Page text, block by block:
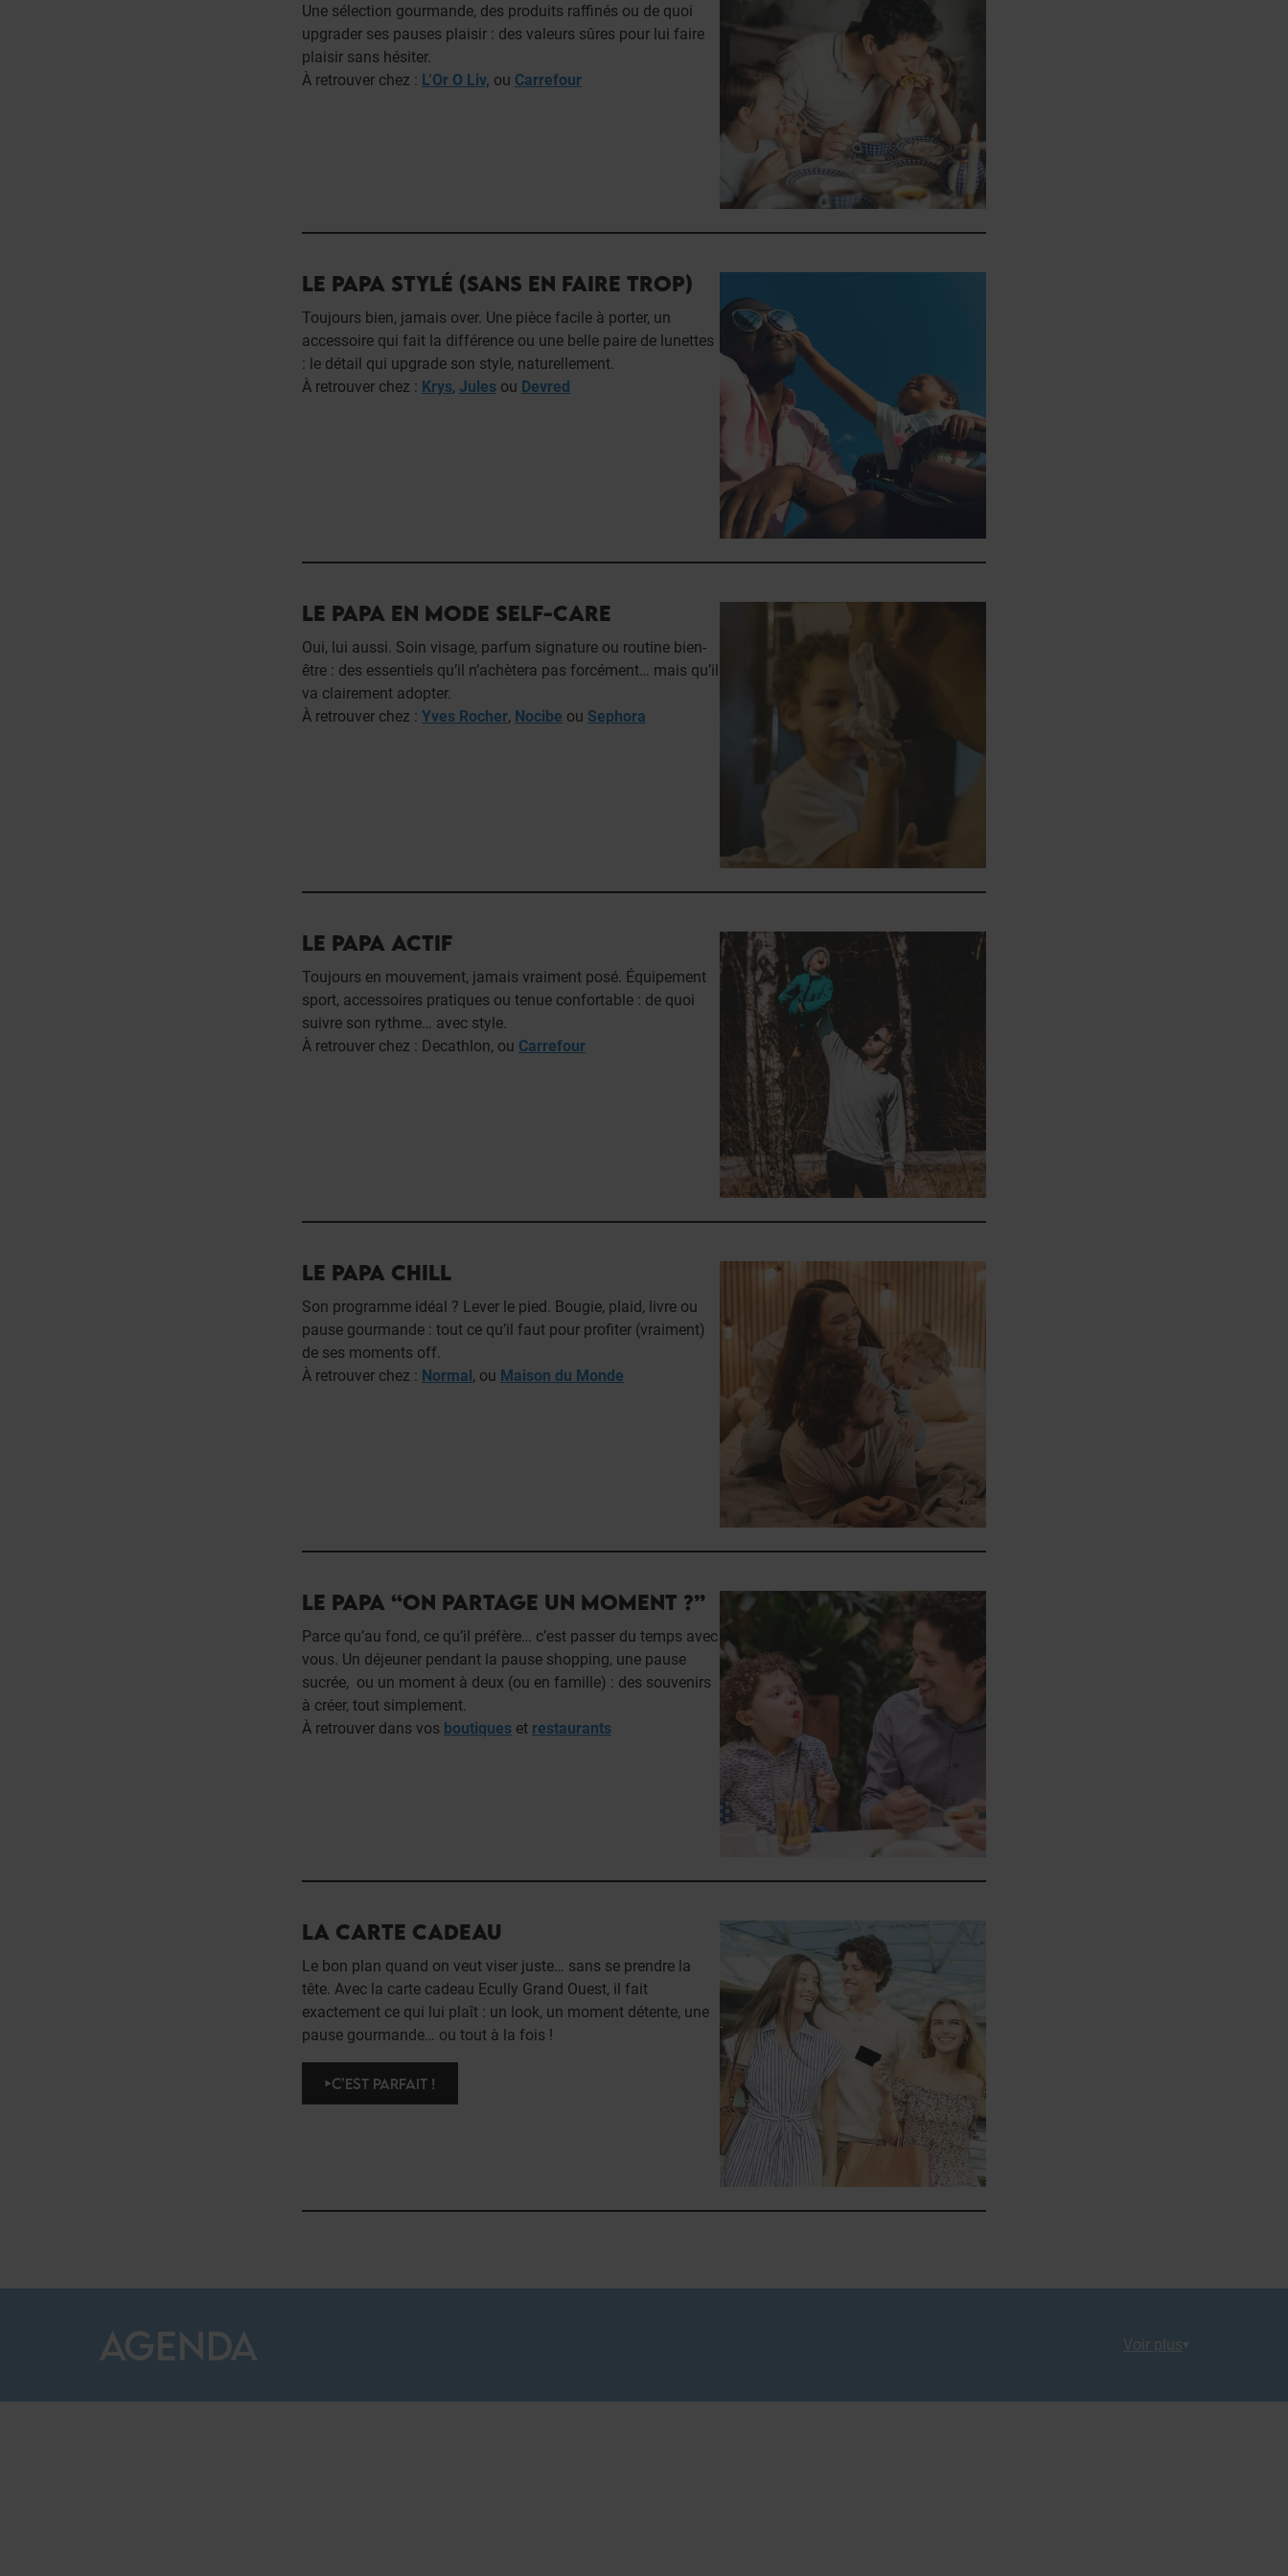
Une sélection gourmande, des produits raffinés ou de quoi
upgrader ses pauses plaisir : des valeurs sûres pour lui faire
plaisir sans hésiter.
À retrouver chez : L’Or O Liv, ou Carrefour
LE PAPA STYLÉ (SANS EN FAIRE TROP)
Toujours bien, jamais over. Une pièce facile à porter, un
accessoire qui fait la différence ou une belle paire de lunettes
: le détail qui upgrade son style, naturellement.
À retrouver chez : Krys, Jules ou Devred
LE PAPA EN MODE SELF-CARE
Oui, lui aussi. Soin visage, parfum signature ou routine bien-
être : des essentiels qu’il n’achètera pas forcément… mais qu’il
va clairement adopter.
À retrouver chez : Yves Rocher, Nocibe ou Sephora
LE PAPA ACTIF
Toujours en mouvement, jamais vraiment posé. Équipement
sport, accessoires pratiques ou tenue confortable : de quoi
suivre son rythme… avec style.
À retrouver chez : Decathlon, ou Carrefour
LE PAPA CHILL
Son programme idéal ? Lever le pied. Bougie, plaid, livre ou
pause gourmande : tout ce qu’il faut pour profiter (vraiment)
de ses moments off.
À retrouver chez : Normal, ou Maison du Monde
LE PAPA “ON PARTAGE UN MOMENT ?”
Parce qu’au fond, ce qu’il préfère… c’est passer du temps avec
vous. Un déjeuner pendant la pause shopping, une pause
sucrée, ou un moment à deux (ou en famille) : des souvenirs
à créer, tout simplement.
À retrouver dans vos boutiques et restaurants
LA CARTE CADEAU
Le bon plan quand on veut viser juste… sans se prendre la
tête. Avec la carte cadeau Ecully Grand Ouest, il fait
exactement ce qui lui plaît : un look, un moment détente, une
pause gourmande… ou tout à la fois !
C’EST PARFAIT !
AGENDA Voir plus